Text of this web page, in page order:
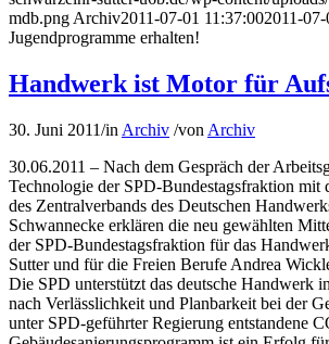
mdb.png Archiv2011-07-01 11:37:002011-
Jugendprogramme erhalten!
Handwerk ist Motor für
30. Juni 2011/in Archiv /von Archiv
30.06.2011 – Nach dem Gespräch der
Technologie der SPD-Bundestagsfraktion mit
des Zentralverbands des Deutschen
Schwannecke erklären die neu gewählten
der SPD-Bundestagsfraktion für das
Sutter und für die Freien Berufe Andrea
Die SPD unterstützt das deutsche Handwerk
nach Verlässlichkeit und Planbarkeit bei der
unter SPD-geführter Regierung entstandene